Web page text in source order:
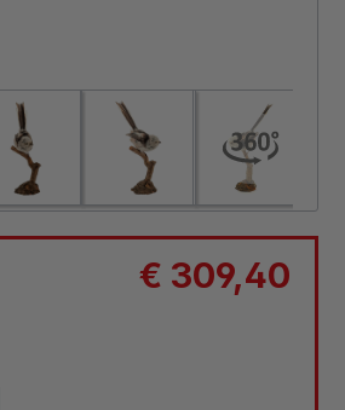
€ 309,40